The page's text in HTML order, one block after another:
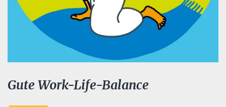
Gute Work-Life-Balance